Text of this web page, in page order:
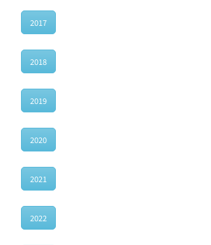
2017
2018
2019
2020
2021
2022